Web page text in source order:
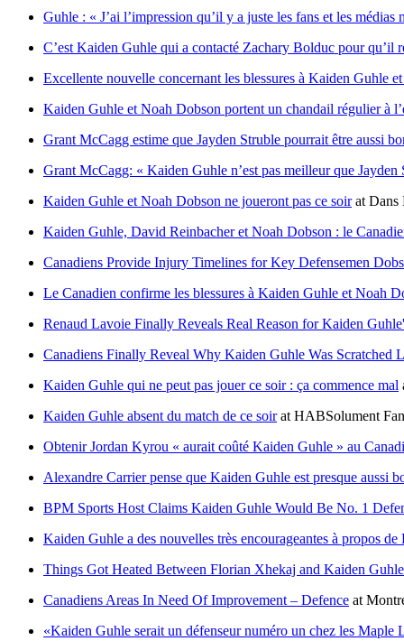
Guhle : « J’ai l’impression qu’il y a juste les fans et les
C’est Kaiden Guhle qui a contacté Zachary Bolduc pour qu’il
Excellente nouvelle concernant les blessures à Kaiden Guhle
Kaiden Guhle et Noah Dobson portent un chandail régulier à
Grant McCagg estime que Jayden Struble pourrait être aussi
Grant McCagg: « Kaiden Guhle n’est pas meilleur que Jayden
Kaiden Guhle et Noah Dobson ne joueront pas ce soirat Dans
Kaiden Guhle, David Reinbacher et Noah Dobson : le
Canadiens Provide Injury Timelines for Key Defensemen
Le Canadien confirme les blessures à Kaiden Guhle et Noah
Renaud Lavoie Finally Reveals Real Reason for Kaiden
Canadiens Finally Reveal Why Kaiden Guhle Was Scratched
Kaiden Guhle qui ne peut pas jouer ce soir : ça commence mal
Kaiden Guhle absent du match de ce soirat HABSolument Fan
Obtenir Jordan Kyrou « aurait coûté Kaiden Guhle » au
Alexandre Carrier pense que Kaiden Guhle est presque aussi
BPM Sports Host Claims Kaiden Guhle Would Be No. 1
Kaiden Guhle a des nouvelles très encourageantes à propos
Things Got Heated Between Florian Xhekaj and Kaiden
Canadiens Areas In Need Of Improvement – Defence at
«Kaiden Guhle serait un défenseur numéro un chez les Maple